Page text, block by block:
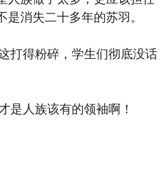
是消失二十多年的苏羽。
打得粉碎，学生们彻底没话
人族该有的领袖啊！